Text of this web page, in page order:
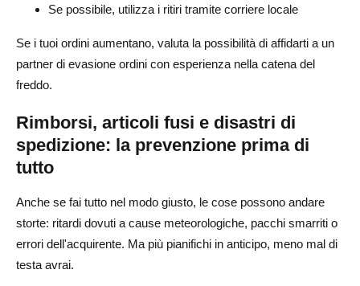
Se possibile, utilizza i ritiri tramite corriere locale
Se i tuoi ordini aumentano, valuta la possibilità di affidarti a un
partner di evasione ordini con esperienza nella catena del
freddo.
Rimborsi, articoli fusi e disastri di
spedizione: la prevenzione prima di
tutto
Anche se fai tutto nel modo giusto, le cose possono andare
storte: ritardi dovuti a cause meteorologiche, pacchi smarriti o
errori dell'acquirente. Ma più pianifichi in anticipo, meno mal di
testa avrai.